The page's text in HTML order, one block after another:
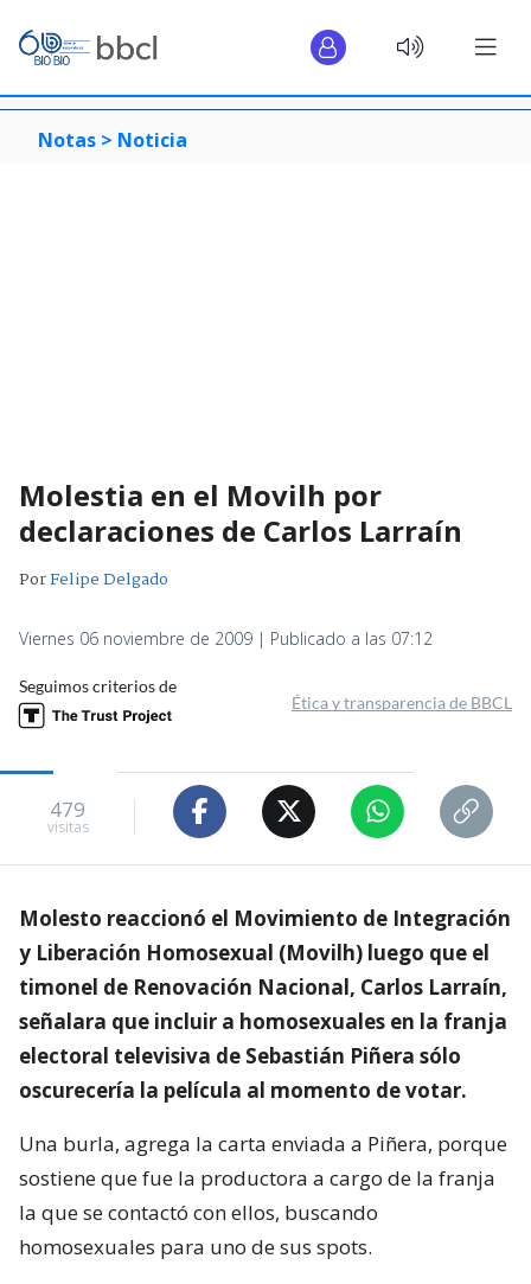
Notas > Noticia
Molestia en el Movilh por
declaraciones de Carlos Larraín
PorFelipe Delgado
Viernes 06 noviembre de 2009 | Publicado a las 07:12
Seguimos criterios de
Ética y transparencia de BBCL
479
visitas
Molesto reaccionó el Movimiento de Integración
y Liberación Homosexual (Movilh) luego que el
timonel de Renovación Nacional, Carlos Larraín,
señalara que incluir a homosexuales en la franja
electoral televisiva de Sebastián Piñera sólo
oscurecería la película al momento de votar.
Una burla, agrega la carta enviada a Piñera, porque
sostiene que fue la productora a cargo de la franja
la que se contactó con ellos, buscando
homosexuales para uno de sus spots.